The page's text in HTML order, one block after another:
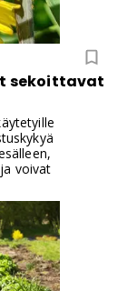
nostavat
sekoittavat
voivat